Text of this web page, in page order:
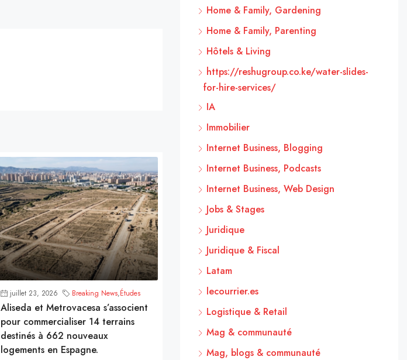
juillet 23, 2026 Breaking News,Études
Aliseda et Metrovacesa s’associent
pour commercialiser 14 terrains
destinés à 662 nouveaux
logements en Espagne.
Home & Family, Gardening
Home & Family, Parenting
Hôtels & Living
https://reshugroup.co.ke/water-slides-
for-hire-services/
IA
Immobilier
Internet Business, Blogging
Internet Business, Podcasts
Internet Business, Web Design
Jobs & Stages
Juridique
Juridique & Fiscal
Latam
lecourrier.es
Logistique & Retail
Mag & communauté
Mag, blogs & communauté